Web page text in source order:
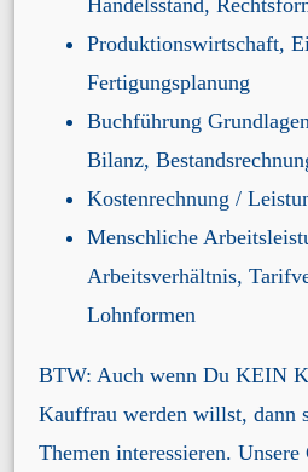
Handelsstand,
Produktionswirtschaft,
Fertigungsplanung
Buchführung
Bilanz,
Kostenrechnung /
Menschliche
Arbeitsverhältnis,
Lohnformen
BTW: Auch wenn Du KEIN
Kauffrau werden willst, dann
Themen interessieren.